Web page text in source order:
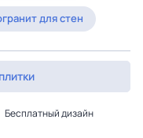
для стен
Бесплатный дизайн